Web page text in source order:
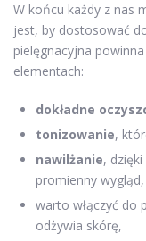
W końcu każdy z nas
jest, by dostosować
pielęgnacyjna
elementach:
dokładne
tonizowanie,
nawilżanie,
promienny wygląd,
warto włączyć do
odżywia skórę,